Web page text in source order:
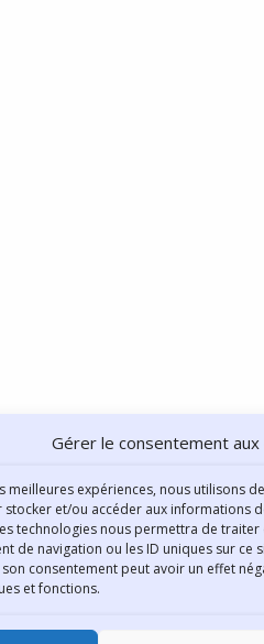
Gérer le consentement aux
meilleures expériences, nous utilisons
stocker et/ou accéder aux informations
technologies nous permettra de
de navigation ou les ID uniques sur ce
consentement peut avoir un effet
et fonctions.